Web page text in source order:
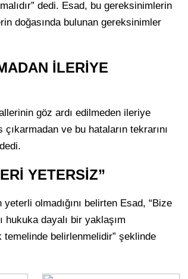
dedi. Esad, bu gereksinimlerin
doğasında bulunan gereksinimler
İLERİYE
göz ardı edilmeden ileriye
ve bu hataların tekrarını
YETERSİZ”
olmadığını belirten Esad, “Bize
dayalı bir yaklaşım
belirlenmelidir” şeklinde